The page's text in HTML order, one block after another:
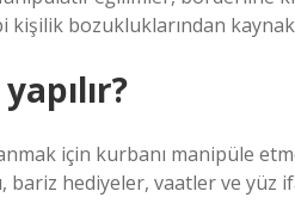
bozukluklarından
için kurbanı manipüle
bariz hediyeler, vaatler ve